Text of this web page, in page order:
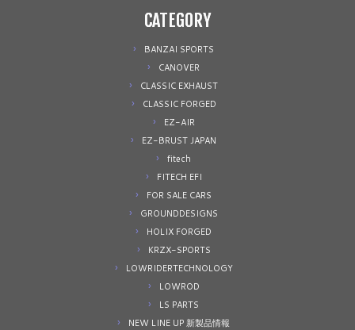
CATEGORY
BANZAI SPORTS
CANOVER
CLASSIC EXHAUST
CLASSIC FORGED
EZ-AIR
EZ-BRUST JAPAN
fitech
FITECH EFI
FOR SALE CARS
GROUNDDESIGNS
HOLIX FORGED
KRZX-SPORTS
LOWRIDERTECHNOLOGY
LOWROD
LS PARTS
NEW LINE UP 新製品情報